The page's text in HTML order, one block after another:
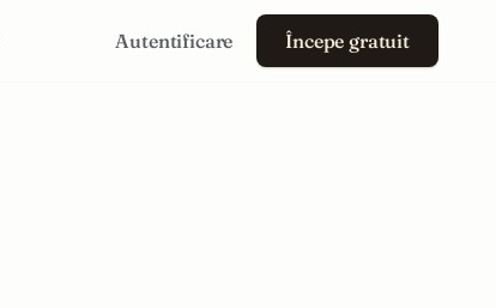
Autentificare Începe gratuit